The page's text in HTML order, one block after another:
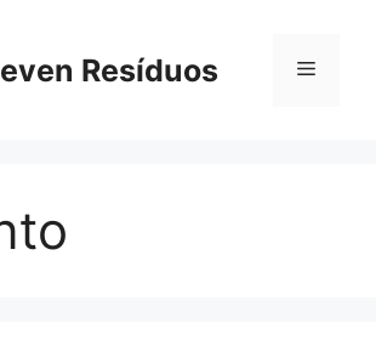
Resíduos